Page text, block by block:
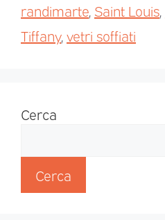
randimarte Saint Louis
Tiffany, vetri soffiati
Cerca
Cerca